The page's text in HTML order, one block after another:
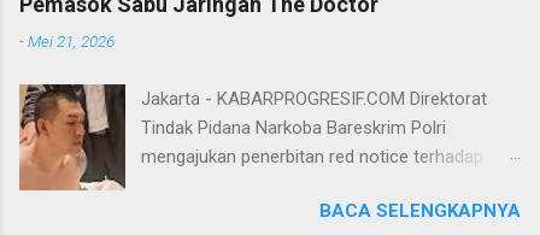
dinyatakan bukan perkara pidana. Dalam
terdakwa Ervan tersebut tidak terdapat unsur
penipuan sehingga dianggap bukan merupakan
tindak pidana. Menurut majelis hakim, kasus yang
menjerat Ervan merupakan hubungan hukum
keperdataan. Atas dasar itulah, terdakwa Ervan
-Mei 21, 2026
Jakarta - KABARPROGRESIF.COM Direktorat
Tindak Pidana Narkoba Bareskrim Polri
mengajukan penerbitan red notice terhadap
Haji. Pak Cik diketahui berperan sebagai
BACA SELENGKAPNYA